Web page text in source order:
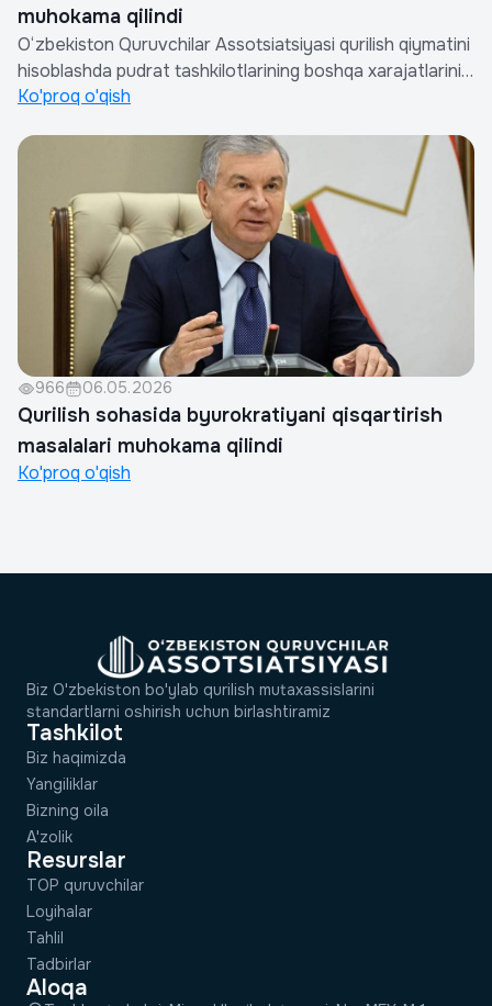
muhokama qilindi
O‘zbekiston Quruvchilar Assotsiatsiyasi qurilish qiymatini
hisoblashda pudrat tashkilotlarining boshqa xarajatlarini
aniqlash tartibi to‘g‘risidagi Nizom loyihasini muhokama
o‘tkazdi.Muhokamada Assotsiatsiya raisi, O‘zbekiston
Respublikasi Qurilish va uy-joy k...
Ko'proq o'qish
966 06.05.2026
Qurilish sohasida byurokratiyani qisqartirish
masalalari muhokama qilindi
Ko'proq o'qish
Biz O'zbekiston bo'ylab qurilish mutaxassislarini
standartlarni oshirish uchun birlashtiramiz
Tashkilot
Biz haqimizda
Yangiliklar
Bizning oila
A'zolik
Resurslar
TOP quruvchilar
Loyihalar
Tahlil
Tadbirlar
Aloqa